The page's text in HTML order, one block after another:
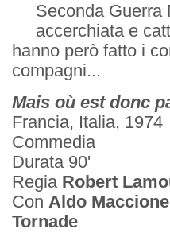
Seconda Guerra
accerchiata e
hanno però fatto i
compagni...
Mais où est donc
Francia, Italia, 1974
Commedia
Durata 90'
Regia Robert
Con Aldo
Tornade